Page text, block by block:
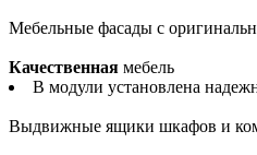
Мебельные фасады с
Качественная мебель
В модули установлена
Выдвижные ящики шкафов и